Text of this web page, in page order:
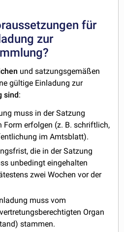
für
zur
und satzungsgemäßen
gültige Einladung zur
sind:
muss in der Satzung
Form erfolgen (z. B. schriftlich,
im Amtsblatt).
die in der Satzung
unbedingt eingehalten
zwei Wochen vor der
muss vom
Organ
stammen.